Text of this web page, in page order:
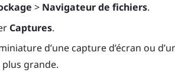
> Navigateur de fichiers.
Captures.
d’une capture d’écran ou
grande.